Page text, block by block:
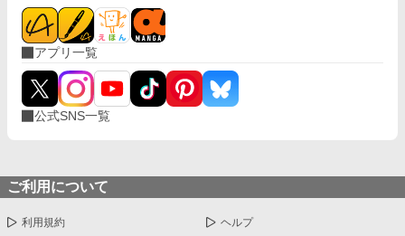
やさない。物腰柔らかな姿勢に男女問わずモテる ⚪︎中田真……両
親の転勤で引っ越してきた転校生。平凡な容姿で口が悪いがクラ
スに馴染めず誰とも話さないので王子しか知らないし、これから
も多分バレない ※全四話、予約投稿済み。 本編に攻めの名前が出
てこないの書き終わってから気が付いた。3/16タイトル少し変更
しました。 ※後日談を3/25に投稿予定←しました。Rを書くかは
まだ悩み中
アプリ一覧
公式SNS一覧
ご利用について
利用規約 ヘルプ